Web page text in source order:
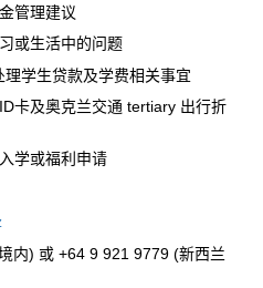
管理建议
或生活中的问题
学生贷款及学费相关事宜
卡及奥克兰交通 tertiary 出行折
学或福利申请
内) 或 +64 9 921 9779 (新西兰